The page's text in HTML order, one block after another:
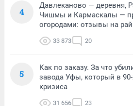
4
Давлеканово — деревня,
Чишмы и Кармаскалы —
огородами: отзывы на
33 873 20
5
Как по заказу. За что
завода Уфы, который в
кризиса
31 656 23